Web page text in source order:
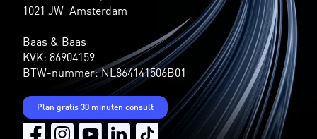
1021 JW Amsterdam
Baas & Baas
KVK: 86904159
BTW-nummer: NL864141506B01
Plan gratis 30 minuten consult